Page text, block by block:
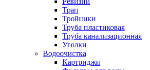
Трап
Тройники
Труба пластиковая
Труба канализационная
Уголки
Водоочистка
Картриджи